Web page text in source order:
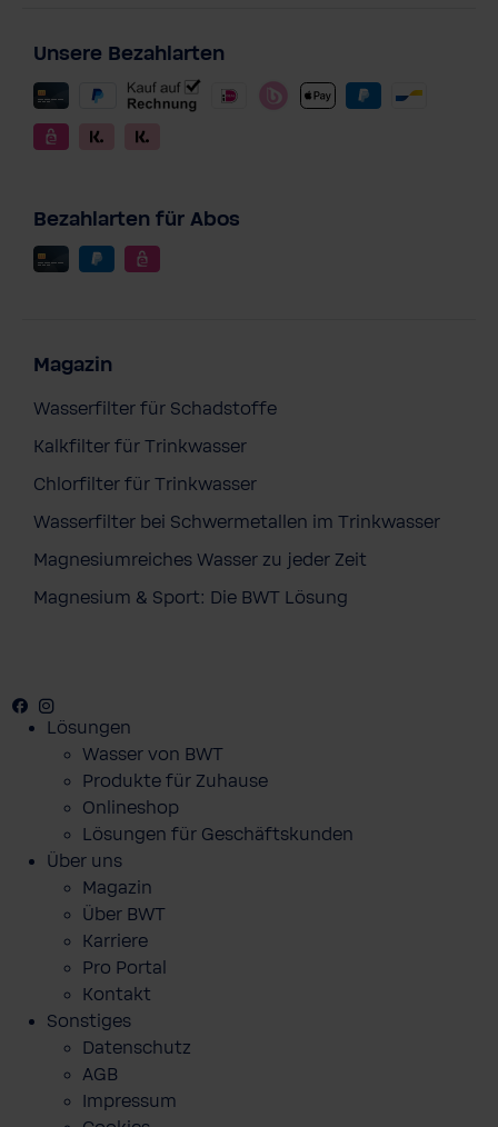
Unsere Bezahlarten
Bezahlarten für Abos
Magazin
Wasserfilter für Schadstoffe
Kalkfilter für Trinkwasser
Chlorfilter für Trinkwasser
Wasserfilter bei Schwermetallen im Trinkwasser
Magnesiumreiches Wasser zu jeder Zeit
Magnesium & Sport: Die BWT Lösung
Facebook
Youtube
Lösungen
Wasser von BWT
Produkte für Zuhause
Onlineshop
Lösungen für Geschäftskunden
Über uns
Magazin
Über BWT
Karriere
Pro Portal
Kontakt
Sonstiges
Datenschutz
AGB
Impressum